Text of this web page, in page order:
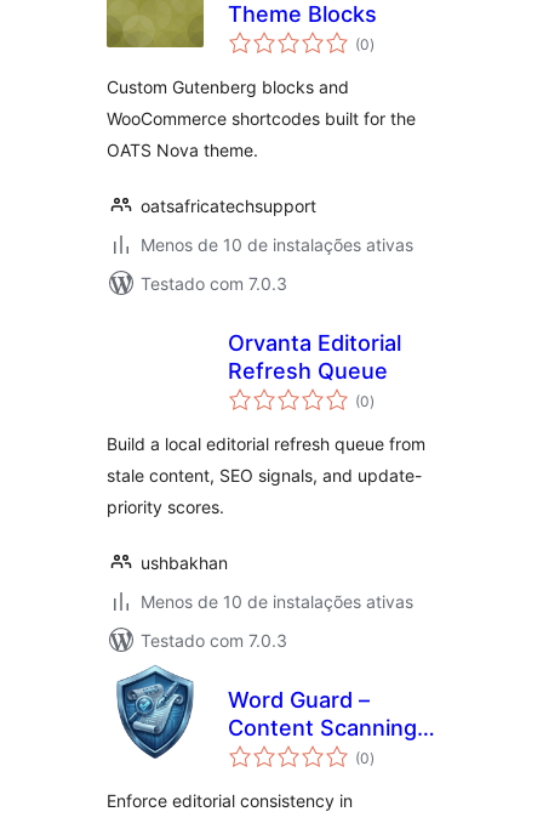
Theme Blocks
(0total
de
)
Custom Gutenberg blocks and
WooCommerce shortcodes built for the
OATS Nova theme.
oatsafricatechsupport
Menos de 10 de instalações ativas
Testado com 7.0.3
Orvanta Editorial
Refresh Queue
(0total
de
)
Build a local editorial refresh queue from
stale content, SEO signals, and update-
priority scores.
ushbakhan
Menos de 10 de instalações ativas
Testado com 7.0.3
Word Guard –
Content Scanning
& Keyword Control
(0total
de
)
Enforce editorial consistency in